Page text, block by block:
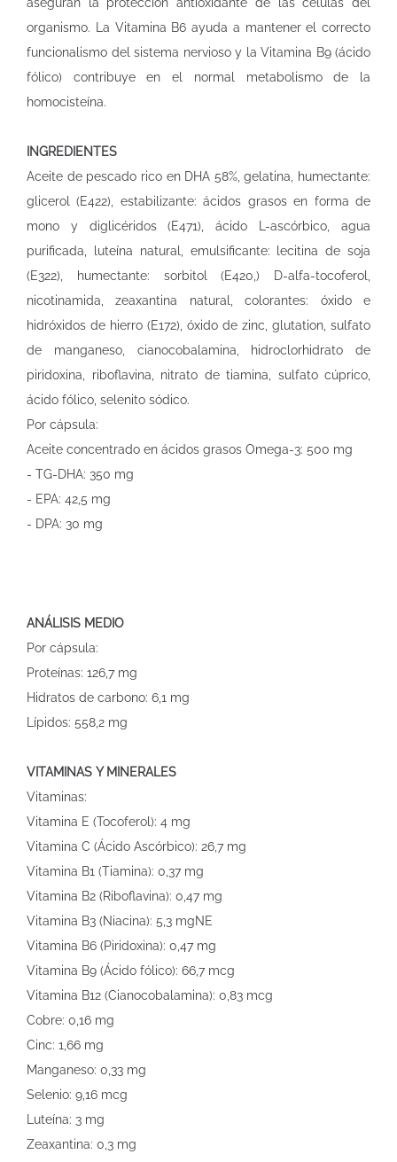
organismo. La Vitamina B6 ayuda a mantener el correcto
funcionalismo del sistema nervioso y la Vitamina B9 (ácido
fólico) contribuye en el normal metabolismo de la
homocisteína.
INGREDIENTES
Aceite de pescado rico en DHA 58%, gelatina, humectante:
glicerol (E422), estabilizante: ácidos grasos en forma de
mono y diglicéridos (E471), ácido L-ascórbico, agua
purificada, luteína natural, emulsificante: lecitina de soja
(E322), humectante: sorbitol (E420,) D-alfa-tocoferol,
nicotinamida, zeaxantina natural, colorantes: óxido e
hidróxidos de hierro (E172), óxido de zinc, glutation, sulfato
de manganeso, cianocobalamina, hidroclorhidrato de
piridoxina, riboflavina, nitrato de tiamina, sulfato cúprico,
ácido fólico, selenito sódico.
Por cápsula:
Aceite concentrado en ácidos grasos Omega-3: 500 mg
- TG-DHA: 350 mg
- EPA: 42,5 mg
- DPA: 30 mg
ANÁLISIS MEDIO
Por cápsula:
Proteínas: 126,7 mg
Hidratos de carbono: 6,1 mg
Lípidos: 558,2 mg
VITAMINAS Y MINERALES
Vitaminas:
Vitamina E (Tocoferol): 4 mg
Vitamina C (Ácido Ascórbico): 26,7 mg
Vitamina B1 (Tiamina): 0,37 mg
Vitamina B2 (Riboflavina): 0,47 mg
Vitamina B3 (Niacina): 5,3 mgNE
Vitamina B6 (Piridoxina): 0,47 mg
Vitamina B9 (Ácido fólico): 66,7 mcg
Vitamina B12 (Cianocobalamina): 0,83 mcg
Cobre: 0,16 mg
Cinc: 1,66 mg
Manganeso: 0,33 mg
Selenio: 9,16 mcg
Luteína: 3 mg
Zeaxantina: 0,3 mg